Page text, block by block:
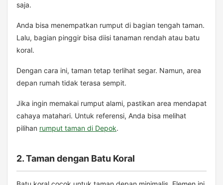
saja.
Anda bisa menempatkan rumput di bagian tengah taman.
Lalu, bagian pinggir bisa diisi tanaman rendah atau batu
koral.
Dengan cara ini, taman tetap terlihat segar. Namun, area
depan rumah tidak terasa sempit.
Jika ingin memakai rumput alami, pastikan area mendapat
cahaya matahari. Untuk referensi, Anda bisa melihat
pilihan rumput taman di Depok.
2. Taman dengan Batu Koral